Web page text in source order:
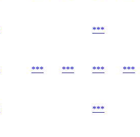
***
*** *** ***
***
***